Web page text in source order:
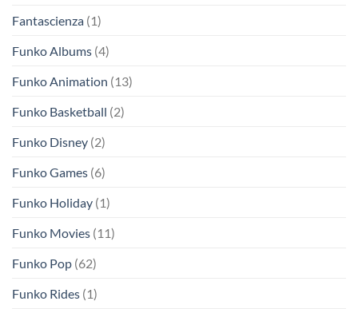
Fantascienza (1)
Funko Albums (4)
Funko Animation (13)
Funko Basketball (2)
Funko Disney (2)
Funko Games (6)
Funko Holiday (1)
Funko Movies (11)
Funko Pop (62)
Funko Rides (1)